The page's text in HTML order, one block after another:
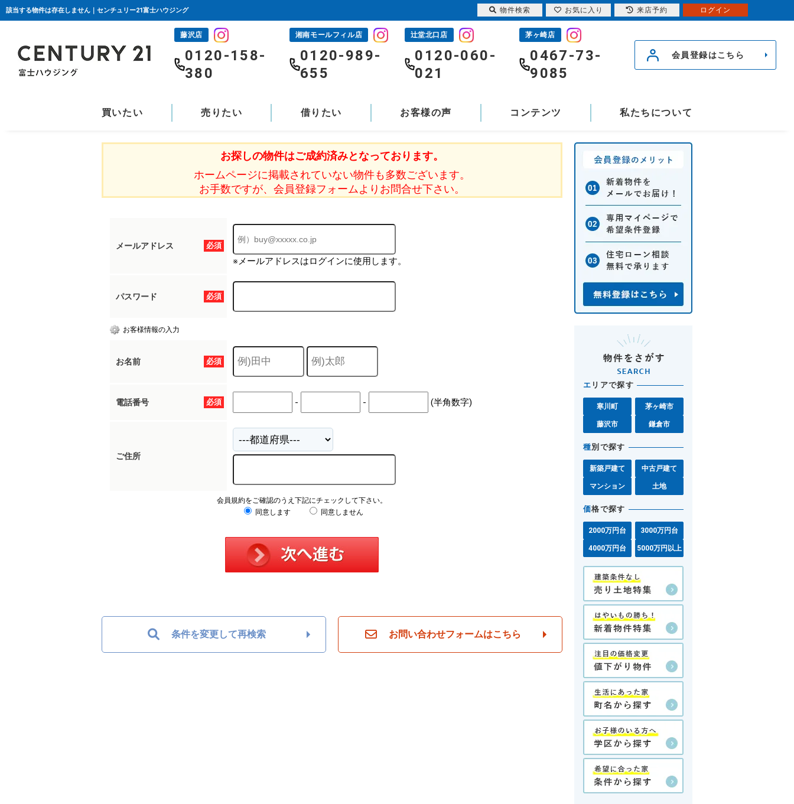
該当する物件は存在しません｜センチュリー21富士ハウジング
藤沢店
0120-158-
380
湘南モールフィル店
0120-989-
655
辻堂北口店
0120-060-
021
茅ヶ崎店
0467-73-
9085
会員登録はこちら
買いたい 売りたい 借りたい お客様の声 コンテンツ 私たちについて
お探しの物件はご成約済みとなっております。
ホームページに掲載されていない物件も多数ございます。
お手数ですが、会員登録フォームよりお問合せ下さい。
必須
メールアドレス
※メールアドレスはログインに使用します。
必須
パスワード
お客様情報の入力
必須
お名前
必須
電話番号 - - (半角数字)
ご住所
会員規約をご確認のうえ下記にチェックして下さい。
同意します
同意しません
条件を変更して再検索 お問い合わせフォームはこちら
エ リアで探す
寒川町 茅ヶ崎市
藤沢市 鎌倉市
種別で探す
新築戸建て 中古戸建て
マンション 土地
価格で探す
2000万円台 3000万円台
4000万円台 5000万円以上
物件検索 お気に入り 来店予約 ログイン